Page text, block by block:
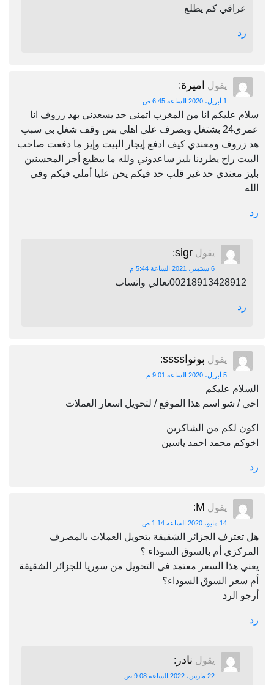
عراقي كم يطلع
رد
يقول اميرة:
1 أبريل، 2020 الساعة 6:45 ص
سلام عليكم انا من المغرب اتمنى حد يسعدني بهد زروف انا
عمري24 بشتغل وبصرف على اهلي بس وقف شغل بي سبب
هد زروف ومعندي كيف ادفع إيجار البيت وإيز ما دفعت صاحب
البيت راح يطردنا بليز ساعدوني ولله ما بيظيع أجر المحسنين
بليز معندي حد غير قلب حد فيكم يحن عليا أملي فيكم وفي
الله
رد
يقول sigr
:
6 سبتمبر، 2021 الساعة 5:44 م
00218913428912تعالي واتساب
رد
يقول بونواssss :
5 أبريل، 2020 الساعة 9:01 م
السلام عليكم
اخي / شو اسم هذا الموقع / لتحويل اسعار العملات
اكون لكم من الشاكرين
اخوكم محمد احمد ياسين
رد
يقول M
:
14 مايو، 2020 الساعة 1:14 ص
هل تعترف الجزائر الشقيقة بتحويل العملات بالمصرف
المركزي أم بالسوق السوداء ؟
يعني هذا السعر معتمد في التحويل من سوريا للجزائر الشقيقة
أم سعر السوق السوداء؟
أرجو الرد
رد
يقول نادر :
22 مارس، 2022 الساعة 9:08 ص